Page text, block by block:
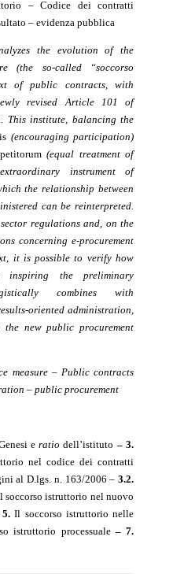
– Codice dei contratti
– evidenza pubblica
the evolution of the
(the so-called “soccorso
of public contracts, with
revised Article 101 of
This institute, balancing the
(encouraging participation)
(equal treatment of
instrument of
the relationship between
can be reinterpreted.
regulations and, on the
concerning e-procurement
it is possible to verify how
inspiring the preliminary
combines with
oriented administration,
new public procurement
measure – Public contracts
– public procurement
eratio dell’istituto – 3.
nel codice dei contratti
al D.lgs. n. 163/2006 –3.2.
soccorso istruttorio nel nuovo
Il soccorso istruttorio nelle
istruttorio processuale – 7.